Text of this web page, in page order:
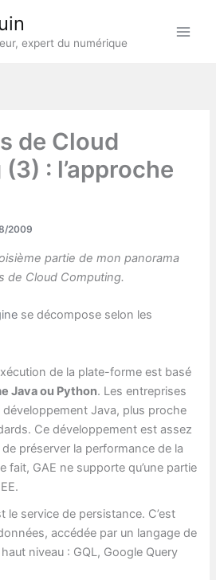
expert du numérique
de Cloud
: l’approche
2009
partie de mon panorama
de Cloud Computing.
se décompose selon les
de la plate-forme est basé
Java ou Python. Les entreprises
développement Java, plus proche
Ce développement est assez
préserver la performance de la
fait, GAE ne supporte qu’une partie
le service de persistance. C’est
accédée par un langage de
niveau : GQL, Google Query